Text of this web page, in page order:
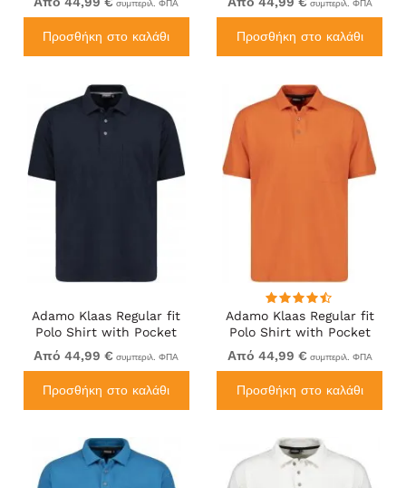
συμπεριλ. ΦΠΑ
Προσθήκη στο καλάθι
συμπεριλ. ΦΠΑ
Προσθήκη στο καλάθι
Adamo Klaas Regular fit
Polo Shirt with Pocket
Navy
Από 44,99 € συμπεριλ. ΦΠΑ
Προσθήκη στο καλάθι
Adamo Klaas Regular fit
Polo Shirt with Pocket
Orange
Από 44,99 € συμπεριλ. ΦΠΑ
Προσθήκη στο καλάθι